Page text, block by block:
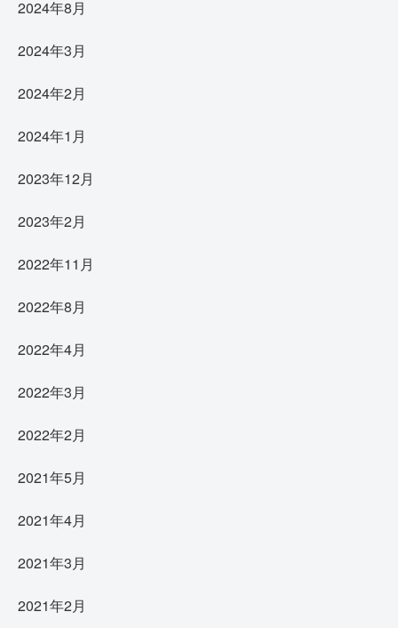
2024年8月
2024年3月
2024年2月
2024年1月
2023年12月
2023年2月
2022年11月
2022年8月
2022年4月
2022年3月
2022年2月
2021年5月
2021年4月
2021年3月
2021年2月